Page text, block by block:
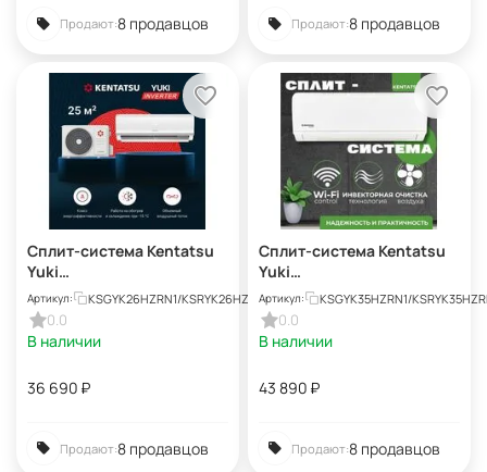
Продают:8 продавцов Продают:8 продавцов
Сплит-система Kentatsu
Yuki
KSGYK26HZRN1/KSRYK26H
ZRN1
Артикул: KSGYK26HZRN1/KSRYK26HZRN1
0.0
В наличии
36 690 ₽
Продают:8 продавцов
Сплит-система Kentatsu
Yuki
KSGYK35HZRN1/KSRYK35H
ZRN1
Артикул: KSGYK35HZRN1/
0.0
В наличии
43 890 ₽
Продают:8 продавцов